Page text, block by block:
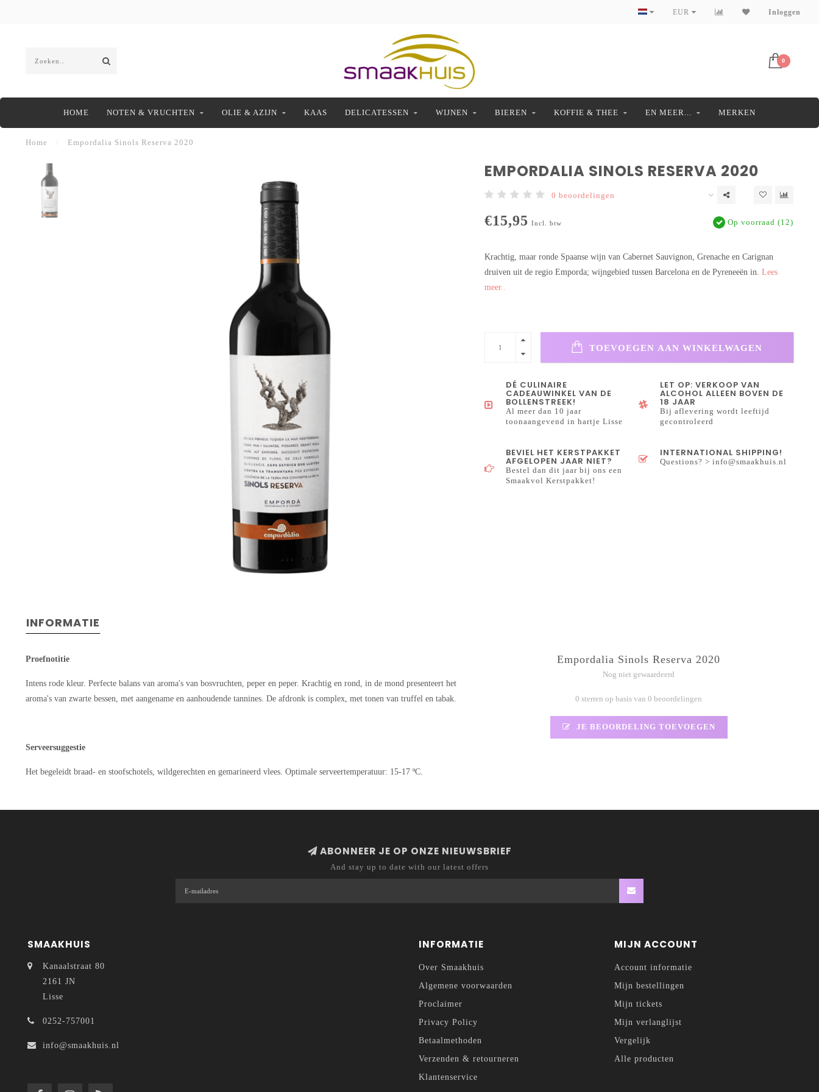
EUR Inloggen
0
HOME NOTEN & VRUCHTEN OLIE & AZIJN KAAS DELICATESSEN WIJNEN BIEREN KOFFIE & THEE EN MEER... MERKEN
Home Empordalia Sinols Reserva 2020
EMPORDALIA SINOLS RESERVA 2020
0 beoordelingen
€15,95 Incl. btw Op voorraad (12)
Krachtig, maar ronde Spaanse wijn van Cabernet Sauvignon, Grenache en Carignan
druiven uit de regio Emporda; wijngebied tussen Barcelona en de Pyreneeën in. Lees
meer..
TOEVOEGEN AAN WINKELWAGEN
DÉ CULINAIRE
CADEAUWINKEL VAN DE
BOLLENSTREEK!
Al meer dan 10 jaar
toonaangevend in hartje Lisse
LET OP: VERKOOP VAN
ALCOHOL ALLEEN BOVEN DE
18 JAAR
Bij aflevering wordt leeftijd
gecontroleerd
BEVIEL HET KERSTPAKKET
AFGELOPEN JAAR NIET?
Bestel dan dit jaar bij ons een
Smaakvol Kerstpakket!
INTERNATIONAL SHIPPING!
Questions? >info@smaakhuis.nl
INFORMATIE
Proefnotitie
Intens rode kleur. Perfecte balans van aroma's van bosvruchten, peper en peper. Krachtig en rond, in de mond presenteert het
aroma's van zwarte bessen, met aangename en aanhoudende tannines. De afdronk is complex, met tonen van truffel en tabak.
Serveersuggestie
Het begeleidt braad- en stoofschotels, wildgerechten en gemarineerd vlees. Optimale serveertemperatuur: 15-17 ºC.
Empordalia Sinols Reserva 2020
Nog niet gewaardeerd
0 sterren op basis van 0 beoordelingen
JE BEOORDELING TOEVOEGEN
ABONNEER JE OP ONZE NIEUWSBRIEF
And stay up to date with our latest offers
SMAAKHUIS
Kanaalstraat 80
2161 JN
Lisse
0252-757001
info@smaakhuis.nl
INFORMATIE
Over Smaakhuis
Algemene voorwaarden
Proclaimer
Privacy Policy
Betaalmethoden
Verzenden & retourneren
Klantenservice
MIJN ACCOUNT
Account informatie
Mijn bestellingen
Mijn tickets
Mijn verlanglijst
Vergelijk
Alle producten